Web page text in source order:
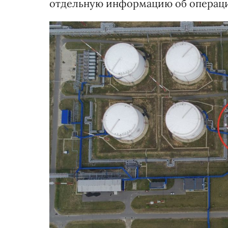
отдельную информацию об